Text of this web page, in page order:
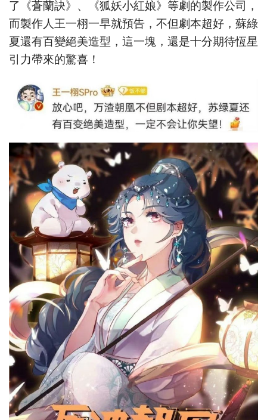
了《蒼蘭訣》、《狐妖小紅娘》等劇的製作公司，
而製作人王一栩一早就預告，不但劇本超好，蘇綠
夏還有百變絕美造型，這一塊，還是十分期待恆星
引力帶來的驚喜！